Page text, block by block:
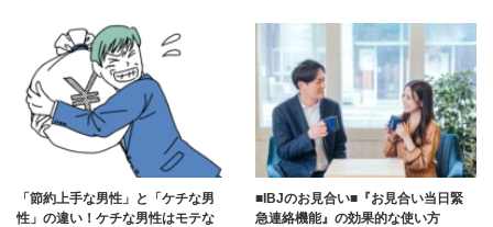
「節約上手な男性」と「ケチな男
性」の違い！ケチな男性はモテな
■IBJのお見合い■『お見合い当日緊
急連絡機能』の効果的な使い方